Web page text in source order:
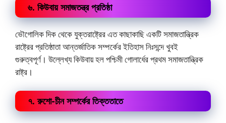
৬. কিউবায় সমাজতন্ত্র প্রতিষ্ঠা
ভৌগোলিক দিক থেকে যুক্তরাষ্ট্রের এত কাছাকাছি একটি সমাজতান্ত্রিক
রাষ্ট্রের প্রতিষ্ঠাতা আন্তর্জাতিক সম্পর্কের ইতিহাস নিঃসন্দে খুবই
গুরুত্বপূর্ণ। উল্লেখ্য কিউবায় হল পশ্চিমী গোলার্ধের প্রথম সমাজতান্ত্রিক
রাষ্ট্র।
৭. রুশো-চীন সম্পর্কের তিক্ততাতে